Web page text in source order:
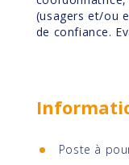
(usagers et/ou
de confiance.
Poste à